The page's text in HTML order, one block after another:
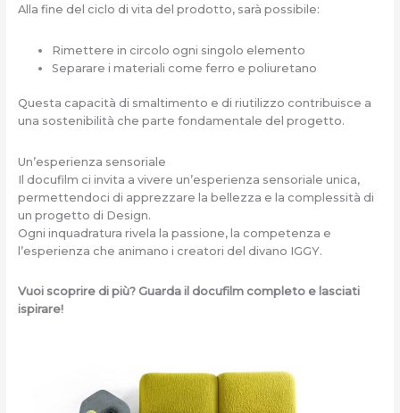
Alla fine del ciclo di vita del prodotto, sarà possibile:
Rimettere in circolo ogni singolo elemento
Separare i materiali come ferro e poliuretano
Questa capacità di smaltimento e di riutilizzo contribuisce a
una sostenibilità che parte fondamentale del progetto.
Un’esperienza sensoriale
Il docufilm ci invita a vivere un’esperienza sensoriale unica,
permettendoci di apprezzare la bellezza e la complessità di
un progetto di Design.
Ogni inquadratura rivela la passione, la competenza e
l’esperienza che animano i creatori del divano IGGY.
Vuoi scoprire di più? Guarda il docufilm completo e lasciati
ispirare!